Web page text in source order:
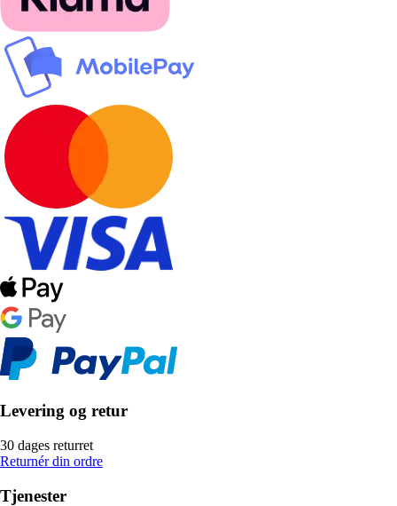
Levering og retur
30 dages returret
Returnér din ordre
Tjenester